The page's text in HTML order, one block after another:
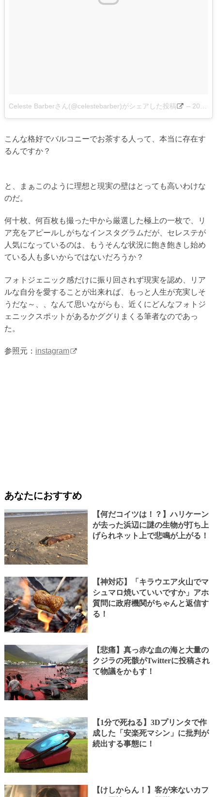
Celeste Barberさん(@celestebarber)がシェアした投稿 – 2017 9月 19 12:49午前 PDT
こんな格好でバルコニーでお茶する人って、本当に存在す
るんですか？
と、まぁこのように理想と現実の壁はとっても高いわけな
のだ。
何十枚、何百枚も撮った中から厳選した極上の一枚で、リ
ア充をアピールしがちなインスタグラムだが、セレステが
人気になっているのは、もうそんな状況に飽き飽きし始め
ている人も多いからではないだろうか？
フォトジェニック感だけに振り回されず現実を認め、リア
ルな自分を愛することが出来れば、もっと人生が充実しそ
うだな～、、なんて思いながらも、近くにどんなフォトジ
ェニックスポットがあるかググりまくる筆者なのであっ
た。
参照元： instagram
あなたにおすすめ
【何だコイツは！？】ハリケーン
が去った浜辺に謎の生物が打ち上
げられネット上で悲鳴が上がる！
【神対応】「キラウエア火山でマ
シュマロ焼いていいですか」アホ
質問に政府機関がちゃんと返信す
る！
【悲痛】真っ赤な血の海と大量の
クジラの死骸がTwitterに投稿され
て物議をかもす！
【1分で死ねる】3Dプリンタで作
成した「安楽死マシン」に批判が
続出する事態に！
【けしからん！】客が来ないカフ